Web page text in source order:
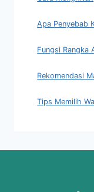
Apa Penyebab
Fungsi Rangka
Rekomendasi
Tips Memilih